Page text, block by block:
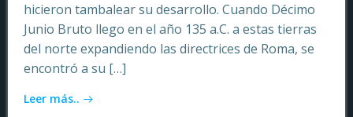
hicieron tambalear su desarrollo. Cuando Décimo
Junio Bruto llego en el año 135 a.C. a estas tierras
del norte expandiendo las directrices de Roma, se
encontró a su […]
Leer más..